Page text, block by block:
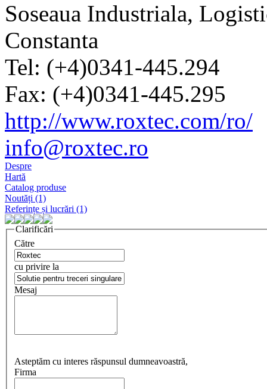
Soseaua Industriala,
Constanta
Tel: (+4)0341-445.294
Fax: (+4)0341-445.295
http://www.roxtec.com/ro/
info@roxtec.ro
Despre
Hartă
Catalog produse
Noutăți (1)
Referințe și lucrări (1)
Clarificări
Către
cu privire la
Mesaj
Asteptăm cu interes răspunsul dumneavoastră,
Firma